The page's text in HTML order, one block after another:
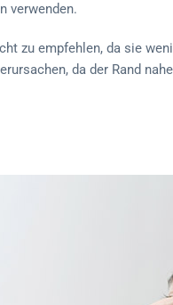
verwenden.
zu empfehlen, da sie
da der Rand